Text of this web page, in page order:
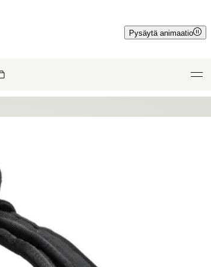
Pysäytä animaatio